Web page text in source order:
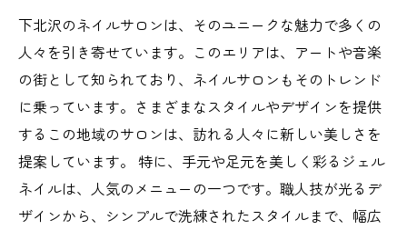
るネイルの楽しみ
下北沢のネイルサロン訪問：あなたの美を引き
出せる場所
ネイルサロンでの素敵な時間がもたらす心の変
化
下北沢のネイルサロンは、そのユニークな魅力で多くの
人々を引き寄せています。このエリアは、アートや音楽
の街として知られており、ネイルサロンもそのトレンド
に乗っています。さまざまなスタイルやデザインを提供
するこの地域のサロンは、訪れる人々に新しい美しさを
提案しています。 特に、手元や足元を美しく彩るジェル
ネイルは、人気のメニューの一つです。職人技が光るデ
ザインから、シンプルで洗練されたスタイルまで、幅広